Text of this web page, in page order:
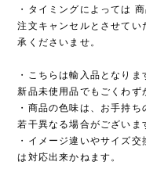
・タイミングによっては
注文キャンセルとさせてい
承くださいませ。
・こちらは輸入品となり
新品未使用品でもごくわず
・商品の色味は、お手持
若干異なる場合がございま
・イメージ違いやサイズ
は対応出来かねます。